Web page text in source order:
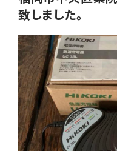
致しました。